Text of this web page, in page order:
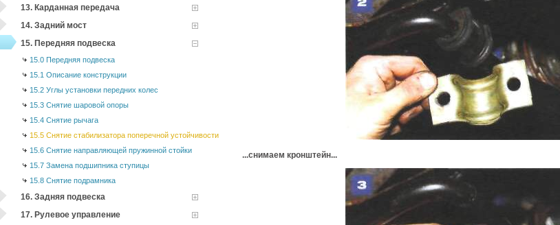
13. Карданная передача
14. Задний мост
15. Передняя подвеска
15.0 Передняя подвеска
15.1 Описание конструкции
15.2 Углы установки передних колес
15.3 Снятие шаровой опоры
15.4 Снятие рычага
15.5 Снятие стабилизатора поперечной устойчивости
15.6 Снятие направляющей пружинной стойки
15.7 Замена подшипника ступицы
15.8 Снятие подрамника
16. Задняя подвеска
17. Рулевое управление
...снимаем кронштейн...